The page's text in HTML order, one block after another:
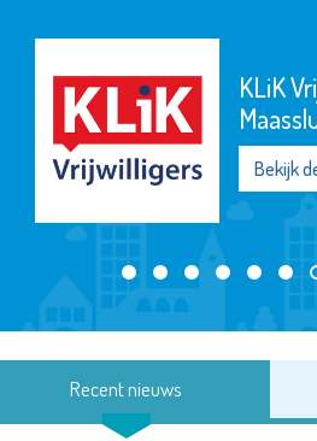
KLiK Vrijwilligers
Maassluis
Bekijk de pagina
Recent nieuws